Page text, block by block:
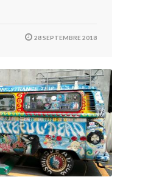
28 SEPTEMBRE 2018